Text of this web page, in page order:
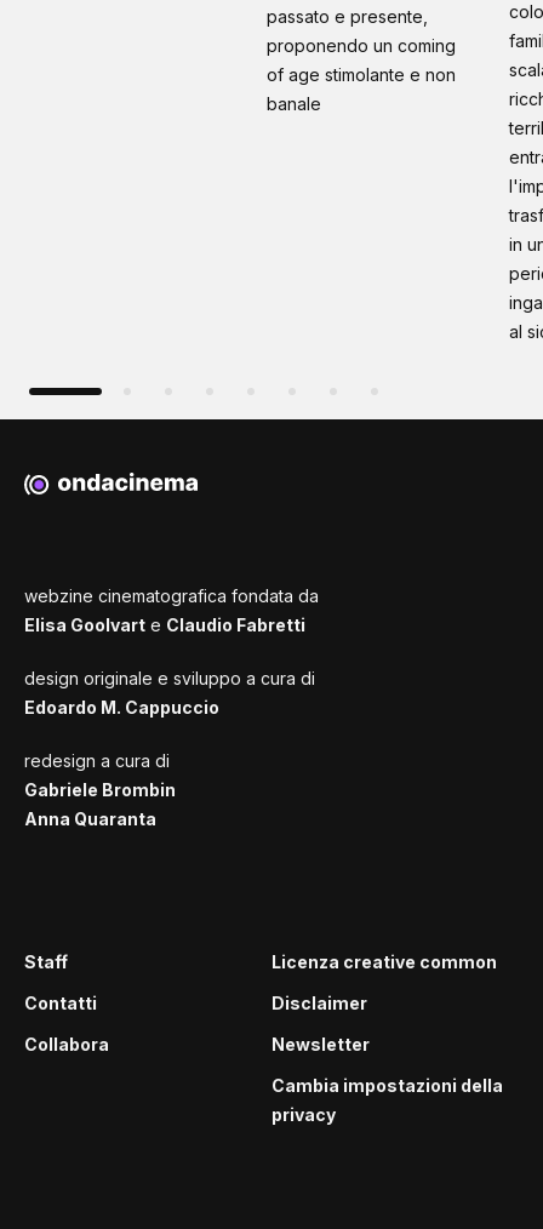
passato e presente,
proponendo un coming
of age stimolante e non
banale
in
al
webzine cinematografica fondata da
Elisa Goolvart e Claudio Fabretti
design originale e sviluppo a cura di
Edoardo M. Cappuccio
redesign a cura di
Gabriele Brombin
Anna Quaranta
Staff
Contatti
Collabora
Licenza creative common
Disclaimer
Newsletter
Cambia impostazioni della
privacy